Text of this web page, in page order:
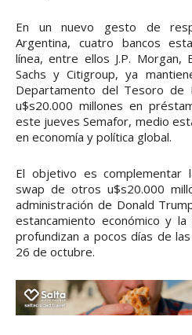
En un nuevo gesto de
Argentina, cuatro bancos
línea, entre ellos J.P. Morgan,
Sachs y Citigroup, ya
Departamento del Tesoro de
u$s20.000 millones en
este jueves Semafor, medio
en economía y política global.
El objetivo es complementar
swap de otros u$s20.000
administración de Donald
estancamiento económico y la
profundizan a pocos días de
26 de octubre.